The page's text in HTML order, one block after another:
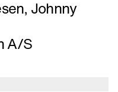
, Johnny
A/S